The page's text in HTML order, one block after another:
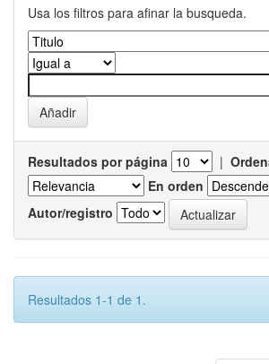
Usa los filtros para afinar la busqueda.
Resultados por página |
En orden
Autor/registro
Resultados 1-1 de 1.